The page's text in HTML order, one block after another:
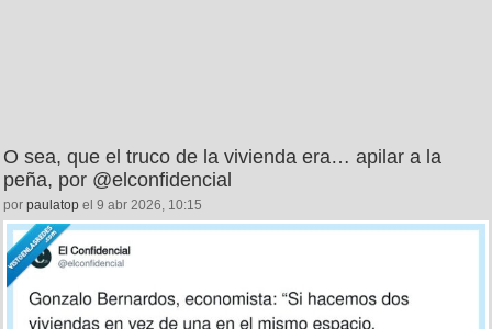
O sea, que el truco de la vivienda era… apilar a la
peña, por @elconfidencial
por paulatop el 9 abr 2026, 10:15